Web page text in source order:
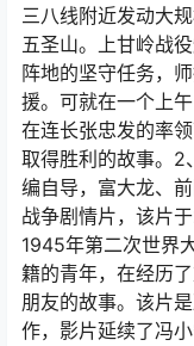
三八线附近发动大
五圣山。上甘岭战
阵地的坚守任务，
援。可就在一个上
在连长张忠发的率
取得胜利的故事。2
编自导，富大龙、
战争剧情片，该片
1945年第二次世界
籍的青年，在经历
朋友的故事。该片
作，影片延续了冯